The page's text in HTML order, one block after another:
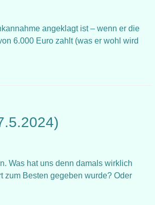
angeklagt ist – wenn er die
6.000 Euro zahlt (was er wohl wird
Was hat uns denn damals wirklich
zum Besten gegeben wurde? Oder